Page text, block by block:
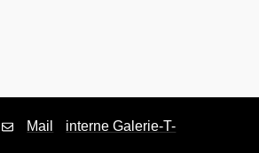
Mail interne Galerie-T-